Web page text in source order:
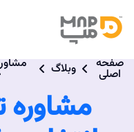
صفحه
اصلی وبلاگ